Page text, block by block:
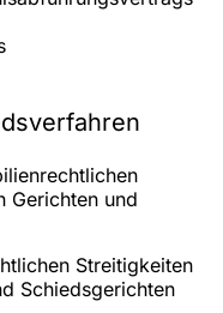
Vermietung des
der
eines
an Lidl
mit
Hotels, eines
einer
Gerichten und
Streitigkeiten
Schiedsgerichten